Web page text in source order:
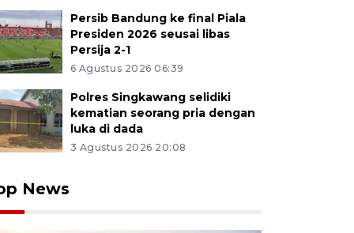
Persib Bandung ke final Piala
Presiden 2026 seusai libas
Persija 2-1
6 Agustus 2026 06:39
Polres Singkawang selidiki
kematian seorang pria dengan
luka di dada
3 Agustus 2026 20:08
News